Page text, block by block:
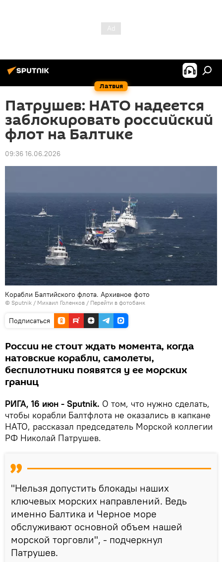
Латвия
Патрушев: НАТО надеется
заблокировать российский
флот на Балтике
09:36 16.06.2026
Корабли Балтийского флота. Архивное фото
© Sputnik / Михаил Голенков / Перейти в фотобанк
Подписаться
России не стоит ждать момента, когда
натовские корабли, самолеты,
беспилотники появятся у ее морских
границ
РИГА, 16 июн - Sputnik. О том, что нужно сделать,
чтобы корабли Балтфлота не оказались в капкане
НАТО, рассказал председатель Морской коллегии
РФ Николай Патрушев.
"Нельзя допустить блокады наших
ключевых морских направлений. Ведь
именно Балтика и Черное море
обслуживают основной объем нашей
морской торговли", - подчеркнул
Патрушев.